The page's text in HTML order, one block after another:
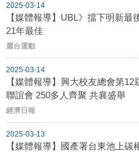
2025-03-14
【媒體報導】UBL》擋下明新
21年最佳
麗台運動
2025-03-14
【媒體報導】興大校友總會第
聯誼會 250多人齊聚 共襄盛舉
經濟日報
2025-03-13
【媒體報導】國產署台東池上